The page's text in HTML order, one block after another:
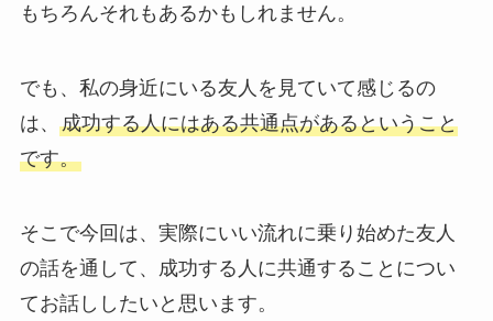
もちろんそれもあるかもしれません。
でも、私の身近にいる友人を見ていて感じるの
は、 成功する人にはある共通点があるということ
です。
そこで今回は、実際にいい流れに乗り始めた友人
の話を通して、成功する人に共通することについ
てお話ししたいと思います。